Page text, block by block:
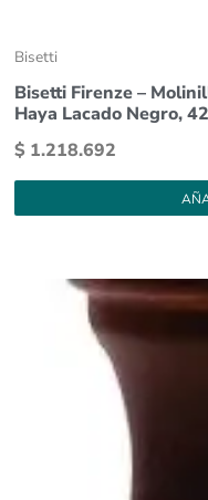
Bisetti
Bisetti Firenze –
Haya Lacado Negro,
$ 1.218.692